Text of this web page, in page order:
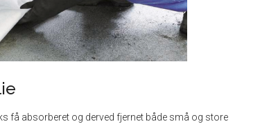
få absorberet og derved fjernet både små og store